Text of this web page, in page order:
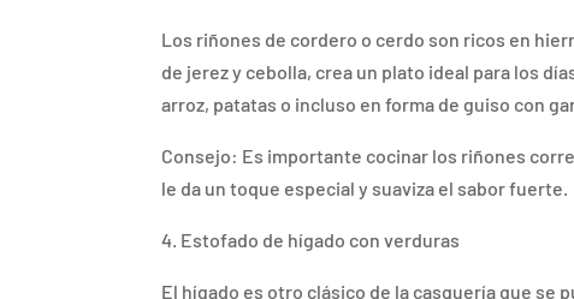
Los riñones de cordero o cerdo son ricos en
de jerez y cebolla, crea un plato ideal para los
arroz, patatas o incluso en forma de guiso con
Consejo: Es importante cocinar los riñones
le da un toque especial y suaviza el sabor fuerte.
4. Estofado de hígado con verduras
El hígado es otro clásico de la casquería que se